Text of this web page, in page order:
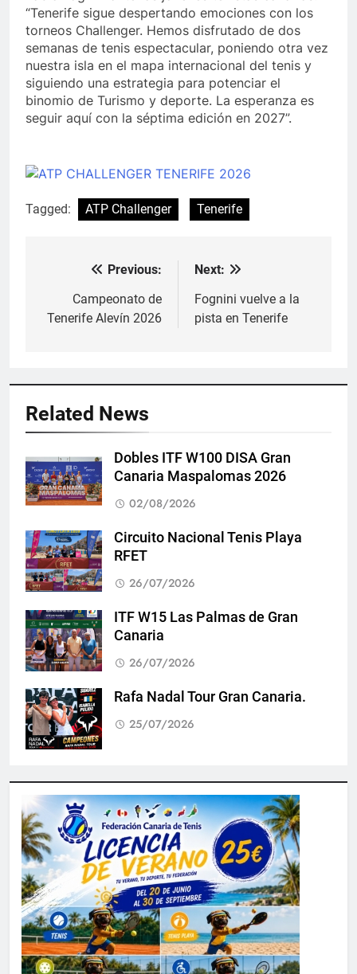
“Tenerife sigue despertando emociones con los
torneos Challenger. Hemos disfrutado de dos
semanas de tenis espectacular, poniendo otra vez
nuestra isla en el mapa internacional del tenis y
siguiendo una estrategia para potenciar el
binomio de Turismo y deporte. La esperanza es
seguir aquí con la séptima edición en 2027”.
Tagged: ATP Challenger Tenerife
Navegación
Previous:
Campeonato de
Tenerife Alevín 2026
Next:
Fognini vuelve a la
pista en Tenerife
Related News
Dobles ITF W100 DISA Gran
Canaria Maspalomas 2026
02/08/2026
Circuito Nacional Tenis Playa
RFET
26/07/2026
ITF W15 Las Palmas de Gran
Canaria
26/07/2026
Rafa Nadal Tour Gran Canaria.
25/07/2026